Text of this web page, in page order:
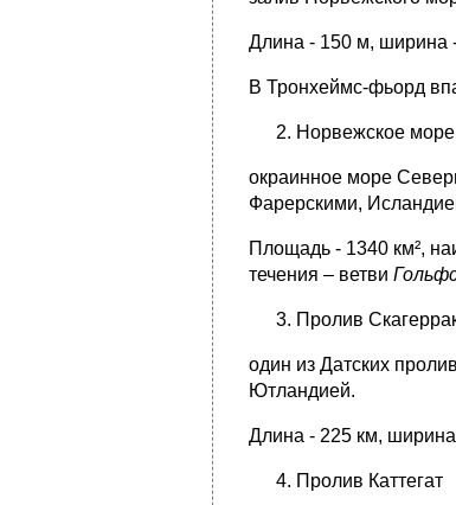
Длина - 150 м, ширина
В Тронхеймс-фьорд
Норвежское
окраинное море
Фарерскими,
Площадь - 1340 км²,
течения – ветви
Пролив
один из Датских
Ютландией.
Длина - 225 км,
Пролив Каттегат